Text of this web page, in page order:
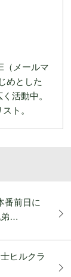
（メールマ
めとした
活動中。
ト。
番前日に
弟…
ヒルクラ